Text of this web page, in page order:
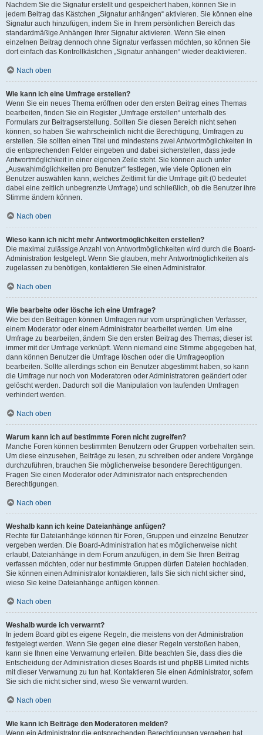
Nachdem Sie die Signatur erstellt und gespeichert haben, können Sie in
jedem Beitrag das Kästchen „Signatur anhängen“ aktivieren. Sie können eine
Signatur auch hinzufügen, indem Sie in Ihrem persönlichen Bereich das
standardmäßige Anhängen Ihrer Signatur aktivieren. Wenn Sie einen
einzelnen Beitrag dennoch ohne Signatur verfassen möchten, so können Sie
dort einfach das Kontrollkästchen „Signatur anhängen“ wieder deaktivieren.
Nach oben
Wie kann ich eine Umfrage erstellen?
Wenn Sie ein neues Thema eröffnen oder den ersten Beitrag eines Themas
bearbeiten, finden Sie ein Register „Umfrage erstellen“ unterhalb des
Formulars zur Beitragserstellung. Sollten Sie diesen Bereich nicht sehen
können, so haben Sie wahrscheinlich nicht die Berechtigung, Umfragen zu
erstellen. Sie sollten einen Titel und mindestens zwei Antwortmöglichkeiten in
die entsprechenden Felder eingeben und dabei sicherstellen, dass jede
Antwortmöglichkeit in einer eigenen Zeile steht. Sie können auch unter
„Auswahlmöglichkeiten pro Benutzer“ festlegen, wie viele Optionen ein
Benutzer auswählen kann, welches Zeitlimit für die Umfrage gilt (0 bedeutet
dabei eine zeitlich unbegrenzte Umfrage) und schließlich, ob die Benutzer ihre
Stimme ändern können.
Nach oben
Wieso kann ich nicht mehr Antwortmöglichkeiten erstellen?
Die maximal zulässige Anzahl von Antwortmöglichkeiten wird durch die Board-
Administration festgelegt. Wenn Sie glauben, mehr Antwortmöglichkeiten als
zugelassen zu benötigen, kontaktieren Sie einen Administrator.
Nach oben
Wie bearbeite oder lösche ich eine Umfrage?
Wie bei den Beiträgen können Umfragen nur vom ursprünglichen Verfasser,
einem Moderator oder einem Administrator bearbeitet werden. Um eine
Umfrage zu bearbeiten, ändern Sie den ersten Beitrag des Themas; dieser ist
immer mit der Umfrage verknüpft. Wenn niemand eine Stimme abgegeben hat,
dann können Benutzer die Umfrage löschen oder die Umfrageoption
bearbeiten. Sollte allerdings schon ein Benutzer abgestimmt haben, so kann
die Umfrage nur noch von Moderatoren oder Administratoren geändert oder
gelöscht werden. Dadurch soll die Manipulation von laufenden Umfragen
verhindert werden.
Nach oben
Warum kann ich auf bestimmte Foren nicht zugreifen?
Manche Foren können bestimmten Benutzern oder Gruppen vorbehalten sein.
Um diese einzusehen, Beiträge zu lesen, zu schreiben oder andere Vorgänge
durchzuführen, brauchen Sie möglicherweise besondere Berechtigungen.
Fragen Sie einen Moderator oder Administrator nach entsprechenden
Berechtigungen.
Nach oben
Weshalb kann ich keine Dateianhänge anfügen?
Rechte für Dateianhänge können für Foren, Gruppen und einzelne Benutzer
vergeben werden. Die Board-Administration hat es möglicherweise nicht
erlaubt, Dateianhänge in dem Forum anzufügen, in dem Sie Ihren Beitrag
verfassen möchten, oder nur bestimmte Gruppen dürfen Dateien hochladen.
Sie können einen Administrator kontaktieren, falls Sie sich nicht sicher sind,
wieso Sie keine Dateianhänge anfügen können.
Nach oben
Weshalb wurde ich verwarnt?
In jedem Board gibt es eigene Regeln, die meistens von der Administration
festgelegt werden. Wenn Sie gegen eine dieser Regeln verstoßen haben,
kann sie Ihnen eine Verwarnung erteilen. Bitte beachten Sie, dass dies die
Entscheidung der Administration dieses Boards ist und phpBB Limited nichts
mit dieser Verwarnung zu tun hat. Kontaktieren Sie einen Administrator, sofern
Sie sich die nicht sicher sind, wieso Sie verwarnt wurden.
Nach oben
Wie kann ich Beiträge den Moderatoren melden?
Wenn ein Administrator die entsprechenden Berechtigungen vergeben hat,